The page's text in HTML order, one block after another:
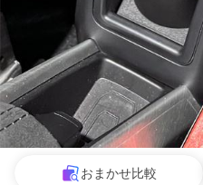
おまかせ比較